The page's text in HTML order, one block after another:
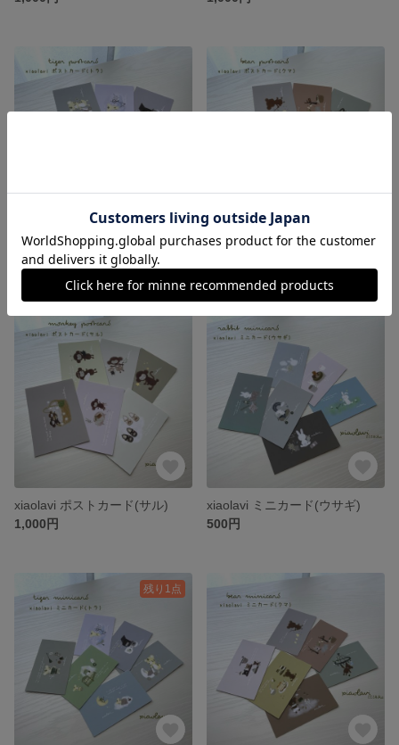
xiaolavi ポストカード(トラ)
1,000円
xiaolavi ポストカード(クマ)
xiaolavi ポストカード(サル)
1,000円
xiaolavi ミニカード(ウサギ)
500円
残り1点